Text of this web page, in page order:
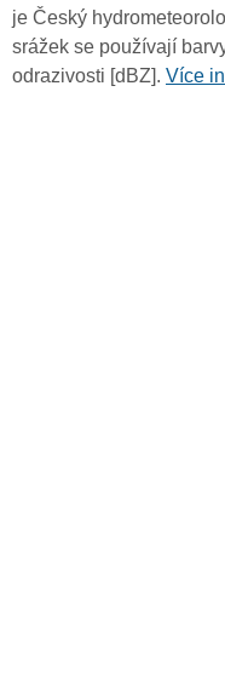
je Český
srážek se používají
odrazivosti [dBZ]. Více